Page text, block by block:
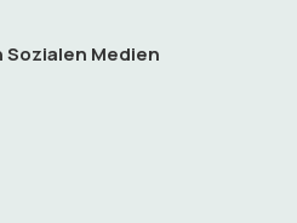
Sozialen Medien